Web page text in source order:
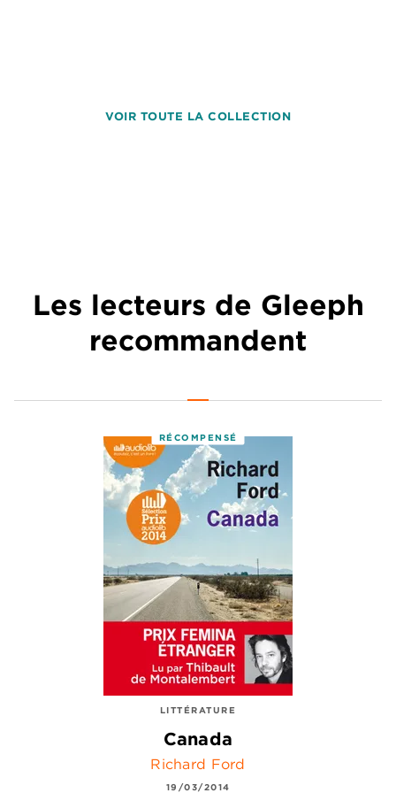
VOIR TOUTE LA COLLECTION
Les lecteurs de Gleeph
recommandent
RÉCOMPENSÉ
LITTÉRATURE
Canada
Richard Ford
19/03/2014